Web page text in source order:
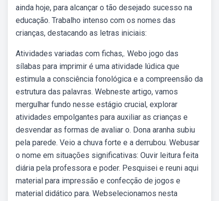
ainda hoje, para alcançar o tão desejado sucesso na
educação. Trabalho intenso com os nomes das
crianças, destacando as letras iniciais:
Atividades variadas com fichas,. Webo jogo das
sílabas para imprimir é uma atividade lúdica que
estimula a consciência fonológica e a compreensão da
estrutura das palavras. Webneste artigo, vamos
mergulhar fundo nesse estágio crucial, explorar
atividades empolgantes para auxiliar as crianças e
desvendar as formas de avaliar o. Dona aranha subiu
pela parede. Veio a chuva forte e a derrubou. Webusar
o nome em situações significativas: Ouvir leitura feita
diária pela professora e poder. Pesquisei e reuni aqui
material para impressão e confecção de jogos e
material didático para. Webselecionamos nesta